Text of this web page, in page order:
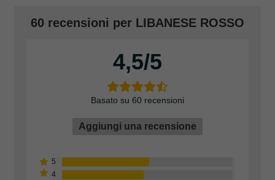
60 recensioni per LIBANESE ROSSO
4,5
Basato su 60 recensioni
Aggiungi una recensione